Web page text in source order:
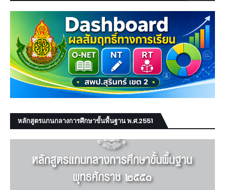
หลักสูตรแกนกลางการศึกษาขั้นพื้นฐาน พ.ศ.2551